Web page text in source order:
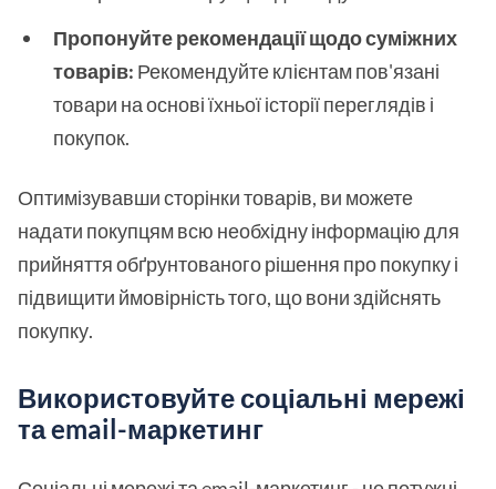
Пропонуйте рекомендації щодо суміжних
товарів: Рекомендуйте клієнтам пов'язані
товари на основі їхньої історії переглядів і
покупок.
Оптимізувавши сторінки товарів, ви можете
надати покупцям всю необхідну інформацію для
прийняття обґрунтованого рішення про покупку і
підвищити ймовірність того, що вони здійснять
покупку.
Використовуйте соціальні мережі
та email-маркетинг